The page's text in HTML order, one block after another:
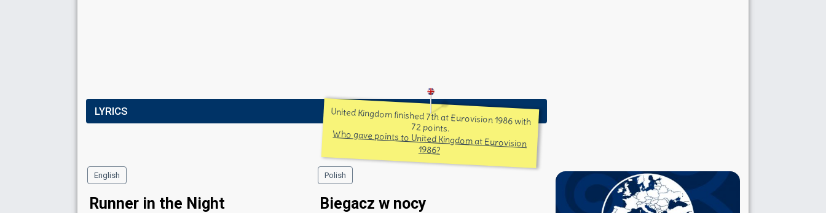
LYRICS United Kingdom finished 7th at Eurovision 1986 with
72 points.
Who gave points to United Kingdom at Eurovision
1986?
English Polish
Runner in the Night Biegacz w nocy